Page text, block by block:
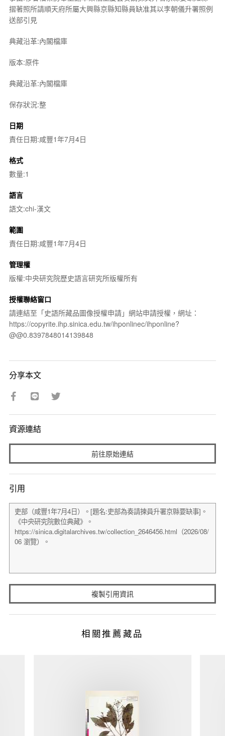
摺著照所請順天府所屬大興縣京縣知縣員缺准其以李朝儀升署照例
送部引見
典藏沿革:內閣檔庫
版本:原件
典藏沿革:內閣檔庫
保存狀況:整
日期
責任日期:咸豐1年7月4日
格式
數量:1
語言
語文:chi-漢文
範圍
責任日期:咸豐1年7月4日
管理權
版權:中央研究院歷史語言研究所版權所有
授權聯絡窗口
請連結至「史語所藏品圖像授權申請」網站申請授權，網址：
https://copyrite.ihp.sinica.edu.tw/ihponlinec/ihponline?
@@0.8397848014139848
分享本文
資源連結
前往原始連結
引用
複製引用資訊
相關推薦藏品